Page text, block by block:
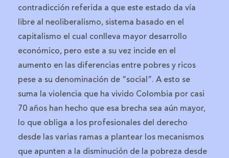
contradicción referida a que este estado da vía
libre al neoliberalismo, sistema basado en el
capitalismo el cual conlleva mayor desarrollo
económico, pero este a su vez incide en el
aumento en las diferencias entre pobres y ricos
pese a su denominación de “social”. A esto se
suma la violencia que ha vivido Colombia por casi
70 años han hecho que esa brecha sea aún mayor,
lo que obliga a los profesionales del derecho
desde las varias ramas a plantear los mecanismos
que apunten a la disminución de la pobreza desde